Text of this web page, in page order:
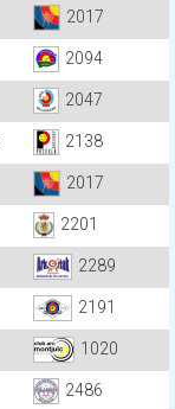
2017
2094
2047
2138
2017
2201
2289
2191
1020
2486